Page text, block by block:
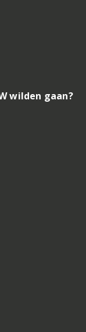
wilden gaan?